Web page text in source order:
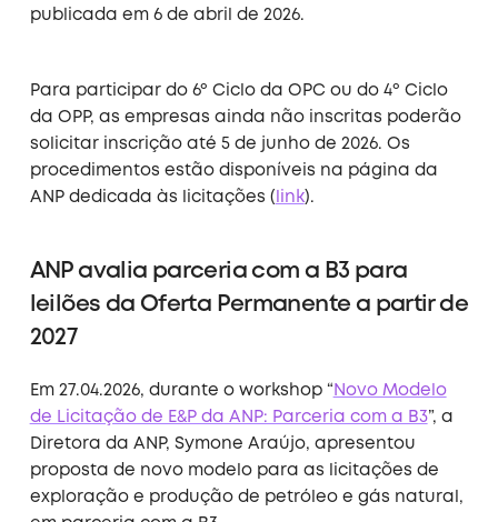
publicada em 6 de abril de 2026.
Para participar do 6º Ciclo da OPC ou do 4º Ciclo
da OPP, as empresas ainda não inscritas poderão
solicitar inscrição até 5 de junho de 2026. Os
procedimentos estão disponíveis na página da
ANP dedicada às licitações (
link).
ANP avalia parceria com a B3 para
leilões da Oferta Permanente a partir de
2027
Em 27.04.2026, durante o workshop “ Novo Modelo
de Licitação de E&P da ANP: Parceria com a B3”, a
Diretora da ANP, Symone Araújo, apresentou
proposta de novo modelo para as licitações de
exploração e produção de petróleo e gás natural,